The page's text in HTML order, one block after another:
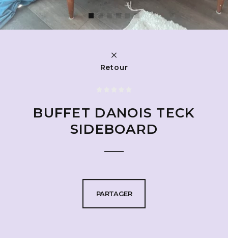
Retour
BUFFET DANOIS TECK
SIDEBOARD
PARTAGER